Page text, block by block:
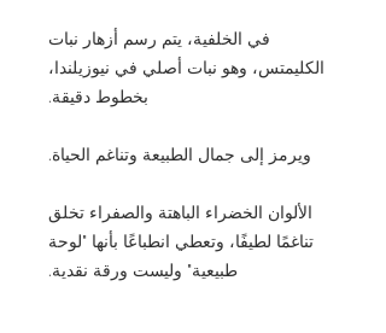
في الخلفية، يتم رسم أزهار نبات
الكليمتس، وهو نبات أصلي في نيوزيلندا،
بخطوط دقيقة.
ويرمز إلى جمال الطبيعة وتناغم الحياة.
الألوان الخضراء الباهتة والصفراء تخلق
تناغمًا لطيفًا، وتعطي انطباعًا بأنها "لوحة
طبيعية" وليست ورقة نقدية.